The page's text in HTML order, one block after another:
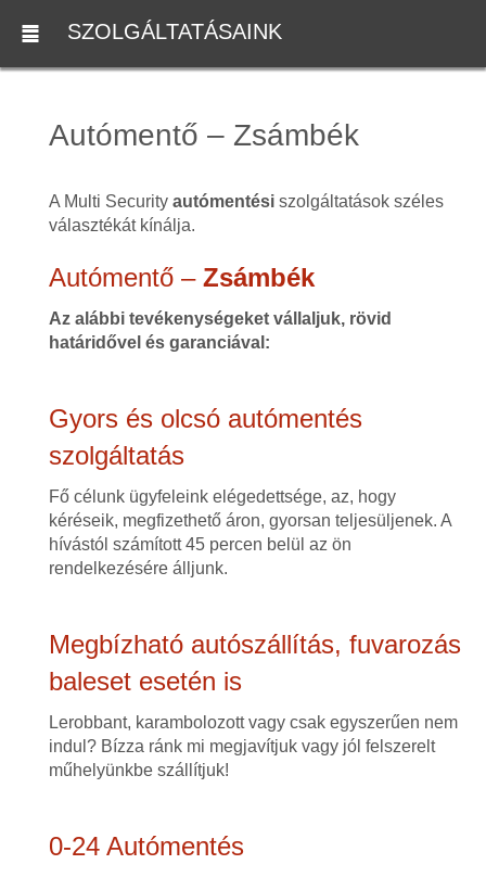
SZOLGÁLTATÁSAINK
Autómentő – Zsámbék
A Multi Security autómentésiszolgáltatások széles
választékát kínálja.
Autómentő – Zsámbék
Az alábbi tevékenységeket vállaljuk, rövid
határidővel és garanciával:
Gyors és olcsó autómentés
szolgáltatás
Fő célunk ügyfeleink elégedettsége, az, hogy
kéréseik, megfizethető áron, gyorsan teljesüljenek. A
hívástól számított 45 percen belül az ön
rendelkezésére álljunk.
Megbízható autószállítás, fuvarozás
baleset esetén is
Lerobbant, karambolozott vagy csak egyszerűen nem
indul? Bízza ránk mi megjavítjuk vagy jól felszerelt
műhelyünkbe szállítjuk!
0-24 Autómentés